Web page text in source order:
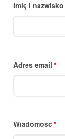
Imię i nazwisko
Adres email *
Wiadomość *